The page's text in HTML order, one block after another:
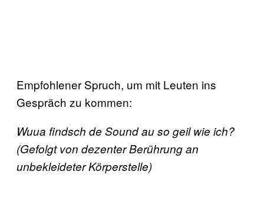
Empfohlener Spruch, um mit Leuten ins
Gespräch zu kommen:
Wuua findsch de Sound au so geil wie ich?
(Gefolgt von dezenter Berührung an
unbekleideter Körperstelle)